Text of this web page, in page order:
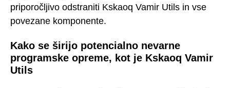
priporočljivo odstraniti Kskaoq Vamir Utils in vse
povezane komponente.
Kako se širijo potencialno nevarne
programske opreme, kot je Kskaoq Vamir
Utils